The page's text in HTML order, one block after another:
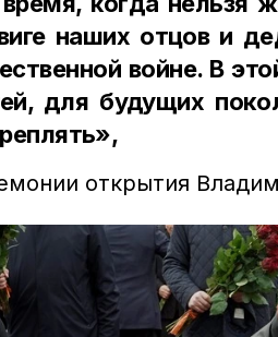
наших отцов и
войне. В
для будущих
открытия